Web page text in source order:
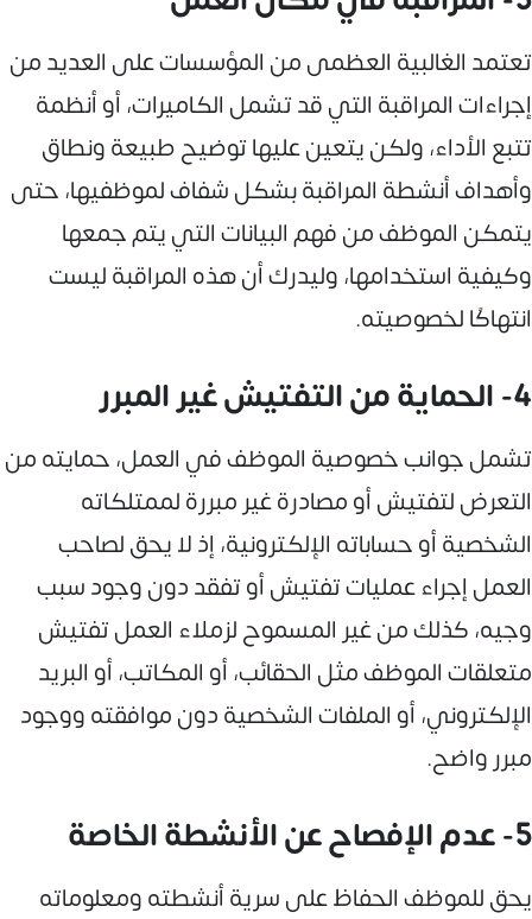
تعتمد الغالبية العظمى من المؤسسات على العديد من
إجراءات المراقبة التي قد تشمل الكاميرات، أو أنظمة
تتبع الأداء، ولكن يتعين عليها توضيح طبيعة ونطاق
وأهداف أنشطة المراقبة بشكل شفاف لموظفيها، حتى
يتمكن الموظف من فهم البيانات التي يتم جمعها
وكيفية استخدامها، وليدرك أن هذه المراقبة ليست
انتهاكًا لخصوصيته.
4- الحماية من التفتيش غير المبرر
تشمل جوانب خصوصية الموظف في العمل، حمايته من
التعرض لتفتيش أو مصادرة غير مبررة لممتلكاته
الشخصية أو حساباته الإلكترونية، إذ لا يحق لصاحب
العمل إجراء عمليات تفتيش أو تفقد دون وجود سبب
وجيه، كذلك من غير المسموح لزملاء العمل تفتيش
متعلقات الموظف مثل الحقائب، أو المكاتب، أو البريد
الإلكتروني، أو الملفات الشخصية دون موافقته ووجود
مبرر واضح.
5- عدم الإفصاح عن الأنشطة الخاصة
يحق للموظف الحفاظ على سرية أنشطته ومعلوماته